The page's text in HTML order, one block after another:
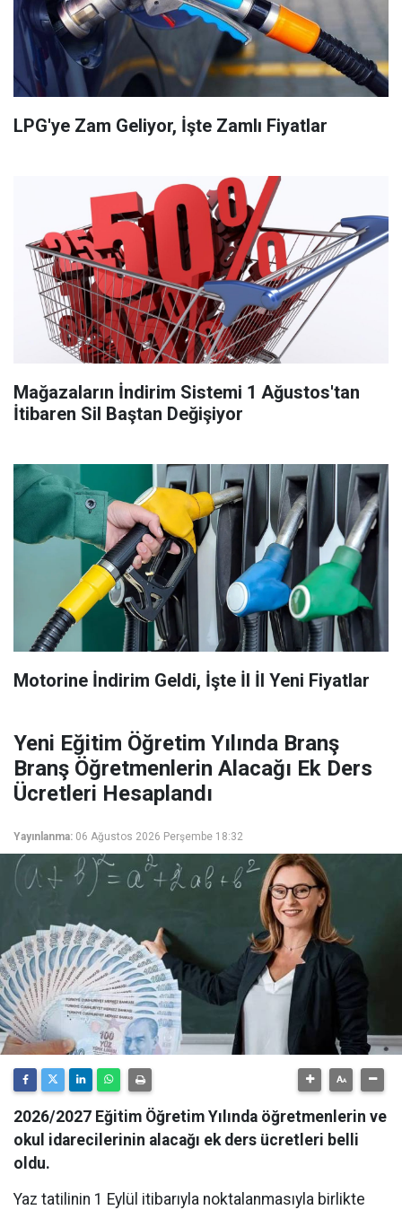
LPG'ye Zam Geliyor, İşte Zamlı Fiyatlar
Mağazaların İndirim Sistemi 1 Ağustos'tan
İtibaren Sil Baştan Değişiyor
Motorine İndirim Geldi, İşte İl İl Yeni Fiyatlar
Yeni Eğitim Öğretim Yılında Branş
Branş Öğretmenlerin Alacağı Ek Ders
Ücretleri Hesaplandı
Yayınlanma: 06 Ağustos 2026 Perşembe 18:32
2026/2027 Eğitim Öğretim Yılında öğretmenlerin ve
okul idarecilerinin alacağı ek ders ücretleri belli
oldu.
Yaz tatilinin 1 Eylül itibarıyla noktalanmasıyla birlikte